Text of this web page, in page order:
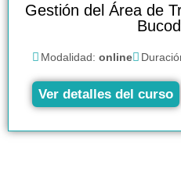
Gestión del Área de
Modalidad: online
Ver detalles del curso